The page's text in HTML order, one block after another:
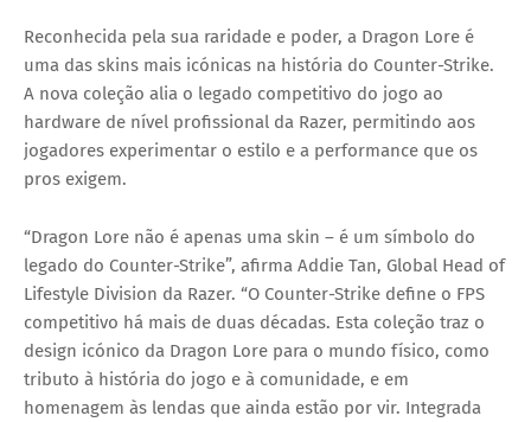
Reconhecida pela sua raridade e poder, a Dragon Lore é
uma das skins mais icónicas na história do Counter-Strike.
A nova coleção alia o legado competitivo do jogo ao
hardware de nível profissional da Razer, permitindo aos
jogadores experimentar o estilo e a performance que os
pros exigem.
“Dragon Lore não é apenas uma skin – é um símbolo do
legado do Counter-Strike”, afirma Addie Tan, Global Head of
Lifestyle Division da Razer. “O Counter-Strike define o FPS
competitivo há mais de duas décadas. Esta coleção traz o
design icónico da Dragon Lore para o mundo físico, como
tributo à história do jogo e à comunidade, e em
homenagem às lendas que ainda estão por vir. Integrada